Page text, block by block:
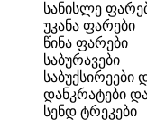
სანისლე
უკანა ფარები
წინა ფარები
საბურავები
საბუქსირეები
დანკრატები
სენდ ტრეკები